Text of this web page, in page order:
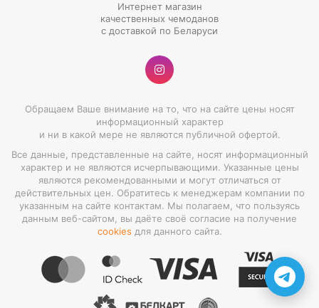
Интернет магазин
качественных чемоданов
с доставкой по Беларуси
Обращаем Ваше внимание на то, что на сайте цены носят
информационный характер
и ни в какой мере не являются публичной офертой.
Все данные, представленные на сайте, носят информационный
характер и не являются исчерпывающими. Указанные цены
являются рекомендованными и могут отличаться от
действительных цен. Обратитесь к менеджерам компании по
указанным на сайте контактам. Мы полагаем, что пользуясь
данным веб-сайтом, вы даёте своё согласие на получение
cookies для данного сайта.